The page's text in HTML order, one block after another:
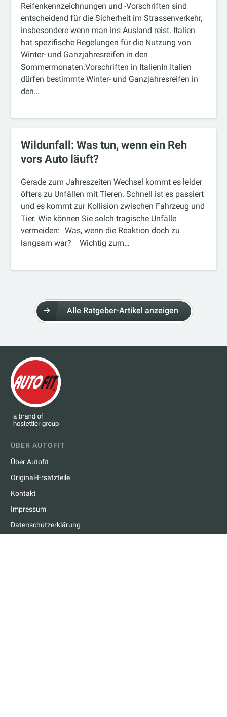
Reifenkennzeichnungen und -Vorschriften sind
entscheidend für die Sicherheit im Strassenverkehr,
insbesondere wenn man ins Ausland reist. Italien
hat spezifische Regelungen für die Nutzung von
Winter- und Ganzjahresreifen in den
Sommermonaten.Vorschriften in ItalienIn Italien
dürfen bestimmte Winter- und Ganzjahresreifen in
den…
Wildunfall: Was tun, wenn ein Reh
vors Auto läuft?
Gerade zum Jahreszeiten Wechsel kommt es leider
öfters zu Unfällen mit Tieren. Schnell ist es passiert
und es kommt zur Kollision zwischen Fahrzeug und
Tier. Wie können Sie solch tragische Unfälle
vermeiden: Was, wenn die Reaktion doch zu
langsam war? Wichtig zum…
Alle Ratgeber-Artikel anzeigen
ÜBER AUTOFIT
Über Autofit
Original-Ersatzteile
Kontakt
Impressum
Datenschutzerklärung
GARAGEN & TERMINE